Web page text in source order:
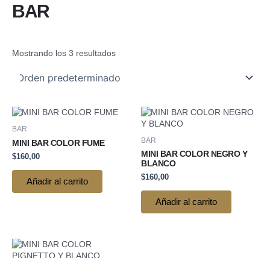
BAR
Mostrando los 3 resultados
BAR
MINI BAR COLOR FUME
$160,00
Añadir al carrito
BAR
MINI BAR COLOR NEGRO Y
BLANCO
$160,00
Añadir al carrito